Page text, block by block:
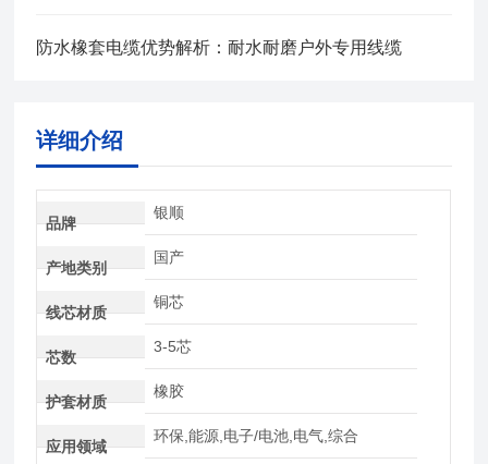
防水橡套电缆优势解析：耐水耐磨户外专用线缆
详细介绍
品牌
银顺
产地类别
国产
线芯材质
铜芯
芯数
3-5芯
护套材质
橡胶
应用领域
环保,能源,电子/电池,电气,综合